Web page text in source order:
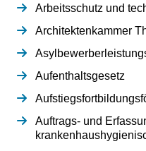
Arbeitsschutz und
Architektenkammer
Aufenthaltsgesetz
Auftrags- und